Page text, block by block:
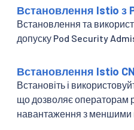
Встановлення Istio з
Встановлення та
допуску Pod Security
Встановлення Istio
Встановіть і
що дозволяє операторам
навантаження з меншими